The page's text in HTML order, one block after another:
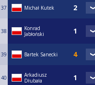
37 Michał Kutek
38
Konrad
Jabłoński
39 Bartek Sanecki
40
Arkadiusz
Dłubała